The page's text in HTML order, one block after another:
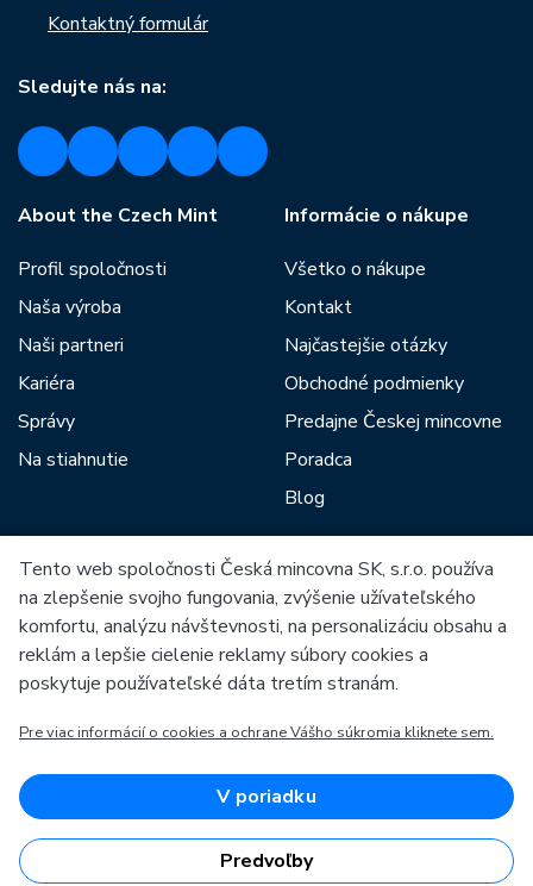
Kontaktný formulár
Sledujte nás na:
About the Czech Mint
Profil spoločnosti
Naša výroba
Naši partneri
Kariéra
Správy
Na stiahnutie
Informácie o nákupe
Všetko o nákupe
Kontakt
Najčastejšie otázky
Obchodné podmienky
Predajne Českej mincovne
Poradca
Blog
Medzi našich partnerov patria:
Európska únia
OP Podnikanie a inovácie pre konkurencieschopnosť
Európsky fond pre regionálny rozvoj
Tento web spoločnosti Česká mincovna SK, s.r.o. používa
na zlepšenie svojho fungovania, zvýšenie užívateľského
komfortu, analýzu návštevnosti, na personalizáciu obsahu a
reklám a lepšie cielenie reklamy súbory cookies a
poskytuje používateľské dáta tretím stranám.
Pre viac informácií o cookies a ochrane Vášho súkromia kliknete sem.
V poriadku
Predvoľby